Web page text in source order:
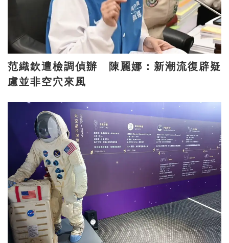
范織欽遭檢調偵辦 陳麗娜：新潮流復辟疑
慮並非空穴來風